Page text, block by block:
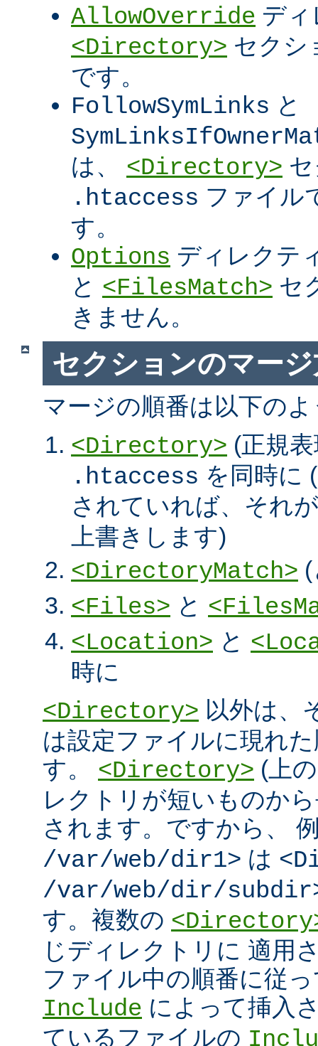
AllowOverride デ
<Directory> セクシ
です。
FollowSymLinks と
は、 <Directory>
.htaccess ファイル
す。
Options ディレクテ
と <FilesMatch> セ
きません。
セクションのマー
マージの順番は以下の
<Directory> (正規
.htaccess を同時に (
されていれば、それ
上書きします)
<DirectoryMatch>
<Files> と
<Location> と
時に
<Directory> 以外は、
は設定ファイルに現れ
す。 <Directory> (上
レクトリが短いものか
されます。ですから、
/var/web/dir1> は
/var/web/dir/
す。複数の
じディレクトリに 適用
ファイル中の順番に従
Include によって挿入
ているファイルの